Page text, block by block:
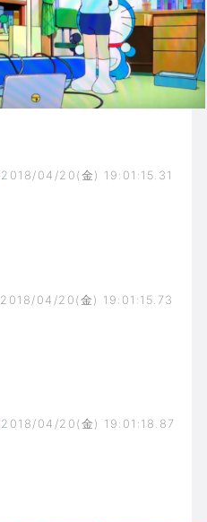
2018/04/20(金) 19:01:15.31
2018/04/20(金) 19:01:15.73
2018/04/20(金) 19:01:18.87